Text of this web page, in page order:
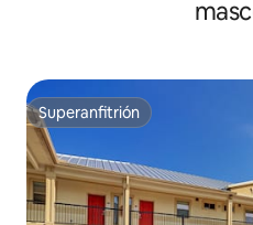
Superanfitrión
Superanfitrión